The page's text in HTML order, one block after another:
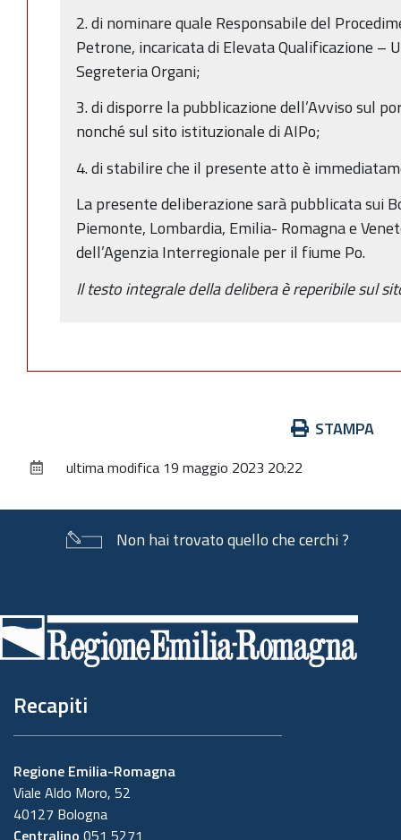
2. di nominare quale Responsabile del
Petrone, incaricata di Elevata Qualificazione –
Segreteria Organi;
3. di disporre la pubblicazione dell’Avviso sul
nonché sul sito istituzionale di AIPo;
4. di stabilire che il presente atto è
La presente deliberazione sarà pubblicata sui
Piemonte, Lombardia, Emilia- Romagna e
dell’Agenzia Interregionale per il fiume Po.
Il testo integrale della delibera è reperibile sul
documento
STAMPA
ultima modifica 19 maggio 2023 20:22
Non hai trovato quello che cerchi ?
di
pagina
Recapiti
Regione Emilia-Romagna
Viale Aldo Moro, 52
40127 Bologna
Centralino 051 5271